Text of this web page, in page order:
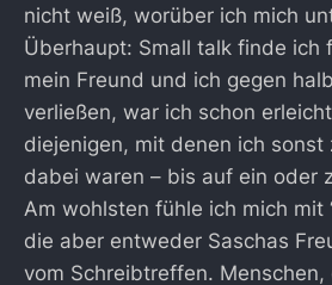
nicht weiß, worüber ich mich
Überhaupt: Small talk finde ich
mein Freund und ich gegen
verließen, war ich schon
diejenigen, mit denen ich
dabei waren – bis auf ein oder
Am wohlsten fühle ich mich mit
die aber entweder Saschas
vom Schreibtreffen. Menschen,